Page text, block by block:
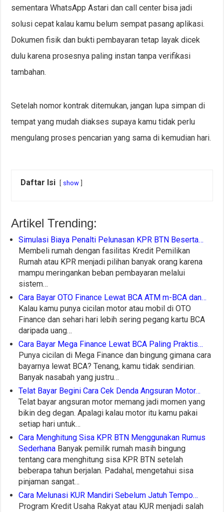
sementara WhatsApp Astari dan call center bisa jadi
solusi cepat kalau kamu belum sempat pasang aplikasi.
Dokumen fisik dan bukti pembayaran tetap layak dicek
dulu karena prosesnya paling instan tanpa verifikasi
tambahan.
Setelah nomor kontrak ditemukan, jangan lupa simpan di
tempat yang mudah diakses supaya kamu tidak perlu
mengulang proses pencarian yang sama di kemudian hari.
Daftar Isi show
Artikel Trending:
Simulasi Biaya Penalti Pelunasan KPR BTN Beserta…
Membeli rumah dengan fasilitas Kredit Pemilikan
Rumah atau KPR menjadi pilihan banyak orang karena
mampu meringankan beban pembayaran melalui
sistem…
Cara Bayar OTO Finance Lewat BCA ATM m-BCA dan…
Kalau kamu punya cicilan motor atau mobil di OTO
Finance dan sehari hari lebih sering pegang kartu BCA
daripada uang…
Cara Bayar Mega Finance Lewat BCA Paling Praktis…
Punya cicilan di Mega Finance dan bingung gimana cara
bayarnya lewat BCA? Tenang, kamu tidak sendirian.
Banyak nasabah yang justru…
Telat Bayar Begini Cara Cek Denda Angsuran Motor…
Telat bayar angsuran motor memang jadi momen yang
bikin deg degan. Apalagi kalau motor itu kamu pakai
setiap hari untuk…
Cara Menghitung Sisa KPR BTN Menggunakan Rumus
Sederhana Banyak pemilik rumah masih bingung
tentang cara menghitung sisa KPR BTN setelah
beberapa tahun berjalan. Padahal, mengetahui sisa
pinjaman sangat…
Cara Melunasi KUR Mandiri Sebelum Jatuh Tempo…
Program Kredit Usaha Rakyat atau KUR menjadi salah